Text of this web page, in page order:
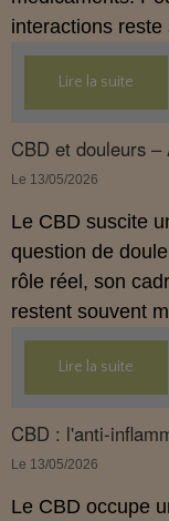
interactions
légal français
usages externes
propose une
comprendre
démarche de
Lire la suite
CBD et douleurs
Le 13/05/2026
Le CBD suscite
question de
rôle réel, son
restent souvent
mise au point
réglementation
comprendre
approche
Lire la suite
CBD : l'anti-
Le 13/05/2026
Le CBD occupe